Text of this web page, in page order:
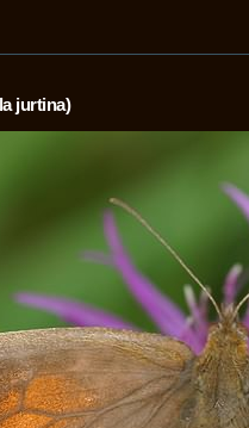
jurtina)